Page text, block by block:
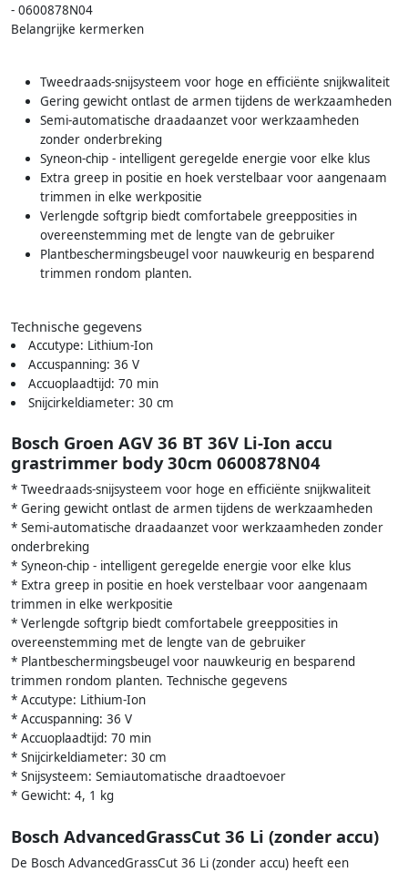
- 0600878N04
Belangrijke kermerken
Tweedraads-snijsysteem voor hoge en efficiënte snijkwaliteit
Gering gewicht ontlast de armen tijdens de werkzaamheden
Semi-automatische draadaanzet voor werkzaamheden
zonder onderbreking
Syneon-chip - intelligent geregelde energie voor elke klus
Extra greep in positie en hoek verstelbaar voor aangenaam
trimmen in elke werkpositie
Verlengde softgrip biedt comfortabele greepposities in
overeenstemming met de lengte van de gebruiker
Plantbeschermingsbeugel voor nauwkeurig en besparend
trimmen rondom planten.
Technische gegevens
Accutype: Lithium-Ion
Accuspanning: 36 V
Accuoplaadtijd: 70 min
Snijcirkeldiameter: 30 cm
Bosch Groen AGV 36 BT 36V Li-Ion accu
grastrimmer body 30cm 0600878N04
* Tweedraads-snijsysteem voor hoge en efficiënte snijkwaliteit
* Gering gewicht ontlast de armen tijdens de werkzaamheden
* Semi-automatische draadaanzet voor werkzaamheden zonder
onderbreking
* Syneon-chip - intelligent geregelde energie voor elke klus
* Extra greep in positie en hoek verstelbaar voor aangenaam
trimmen in elke werkpositie
* Verlengde softgrip biedt comfortabele greepposities in
overeenstemming met de lengte van de gebruiker
* Plantbeschermingsbeugel voor nauwkeurig en besparend
trimmen rondom planten. Technische gegevens
* Accutype: Lithium-Ion
* Accuspanning: 36 V
* Accuoplaadtijd: 70 min
* Snijcirkeldiameter: 30 cm
* Snijsysteem: Semiautomatische draadtoevoer
* Gewicht: 4, 1 kg
Bosch AdvancedGrassCut 36 Li (zonder accu)
De Bosch AdvancedGrassCut 36 Li (zonder accu) heeft een